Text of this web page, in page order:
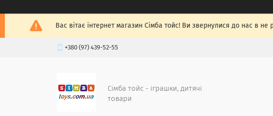
Вас вітає інтернет магазин Сімба тойс! Ви звернулися до нас в
+380 (97) 439-52-55
Сімба тойс - іграшки, дитячі
товари